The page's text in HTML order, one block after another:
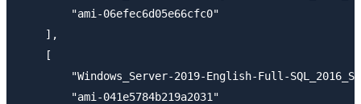
        "ami-06efec6d05e66cfc0"
    ],
    [
"Windows_Server-2019-English-Full-
        "ami-041e5784b219a2031"